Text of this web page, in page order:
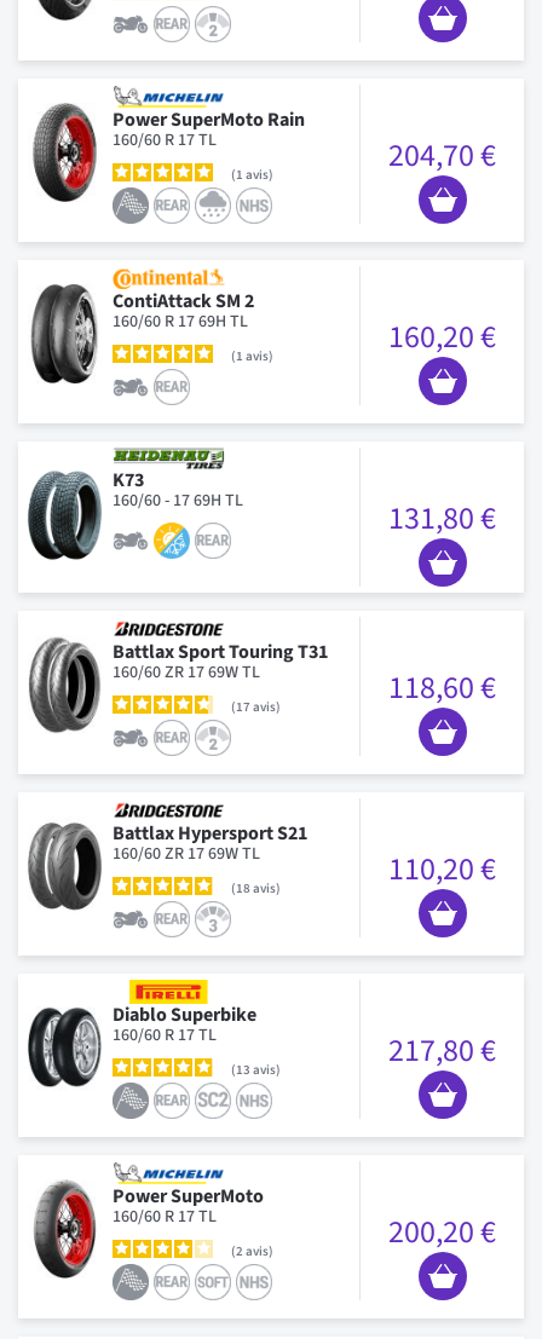
Power SuperMoto Rain
160/60 R 17 TL
1 avis 204,70 €
ContiAttack SM 2
160/60 R 17 69H TL
1 avis 160,20 €
K73
160/60 - 17 69H TL 131,80 €
Battlax Sport Touring T31
160/60 ZR 17 69W TL
17 avis 118,60 €
Battlax Hypersport S21
160/60 ZR 17 69W TL
18 avis 110,20 €
Diablo Superbike
160/60 R 17 TL
13 avis 217,80 €
Power SuperMoto
160/60 R 17 TL
2 avis 200,20 €